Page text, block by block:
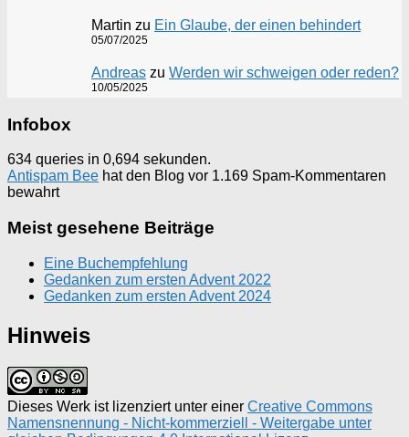
Martin zu Ein Glaube, der einen behindert
05/07/2025
Andreas zu Werden wir schweigen oder reden?
10/05/2025
Infobox
634 queries in 0,694 sekunden.
Antispam Bee hat den Blog vor 1.169 Spam-Kommentaren
bewahrt
Meist gesehene Beiträge
Eine Buchempfehlung
Gedanken zum ersten Advent 2022
Gedanken zum ersten Advent 2024
Hinweis
Dieses Werk ist lizenziert unter einer Creative Commons
Namensnennung - Nicht-kommerziell - Weitergabe unter